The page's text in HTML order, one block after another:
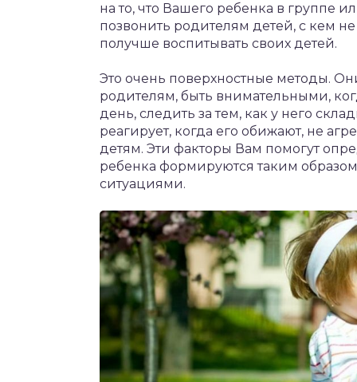
на то, что Вашего ребенка в группе
позвонить родителям детей, с кем
получше воспитывать своих детей.
Это очень поверхностные методы.
родителям, быть внимательными,
день, следить за тем, как у него
реагирует, когда его обижают, не
детям. Эти факторы Вам помогут
ребенка формируются таким
ситуациями.